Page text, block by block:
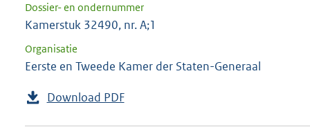
Dossier- en ondernummer
Kamerstuk 32490, nr. A;1
Organisatie
Eerste en Tweede Kamer der Staten-Generaal
Download PDF